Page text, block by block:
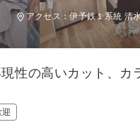
アクセス：伊予鉄１系統 清
性の高いカット、
迎